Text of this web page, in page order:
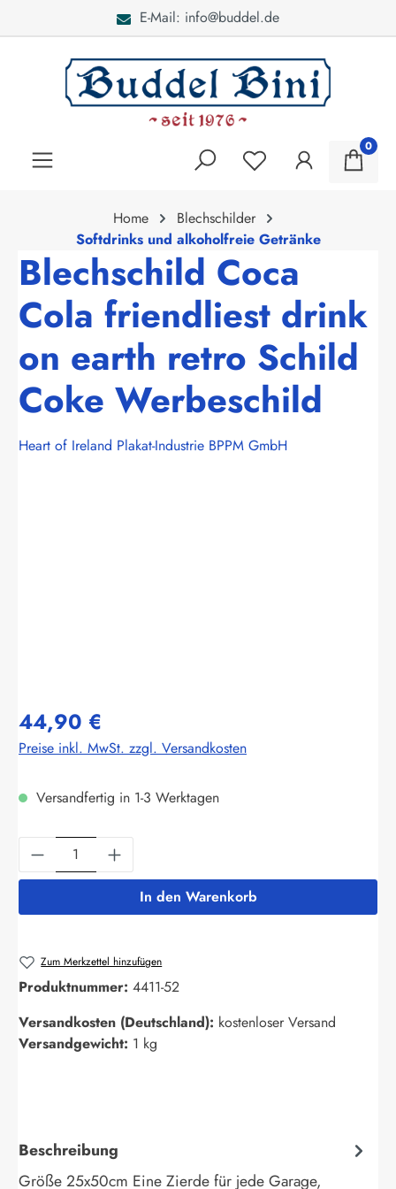
E-Mail: info@buddel.de
0
Home
Blechschilder
Softdrinks und alkoholfreie Getränke
Blechschild Coca
Cola friendliest drink
on earth retro Schild
Coke Werbeschild
Heart of Ireland Plakat-Industrie BPPM GmbH
44,90 €
Preise inkl. MwSt. zzgl. Versandkosten
Versandfertig in 1-3 Werktagen
Produkt Anzahl: Gib den gewünschten
In den Warenkorb
Zum Merkzettel hinzufügen
Produktnummer: 4411-52
Versandkosten (Deutschland): kostenloser Versand
Versandgewicht: 1 kg
Beschreibung
Größe 25x50cm Eine Zierde für jede Garage,